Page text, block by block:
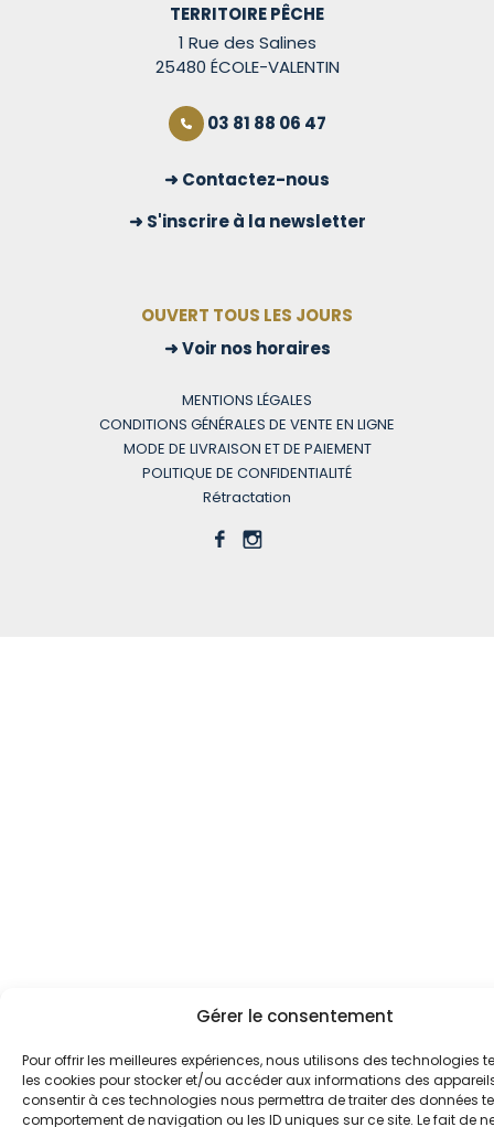
Gérer le consentement
Pour offrir les meilleures expériences, nous utilisons des technologies
les cookies pour stocker et/ou accéder aux informations des
consentir à ces technologies nous permettra de traiter des données
comportement de navigation ou les ID uniques sur ce site. Le fait de
TERRITOIRE PÊCHE
1 Rue des Salines
25480 ÉCOLE-VALENTIN
03 81 88 06 47
Contactez-nous
S'inscrire à la newsletter
OUVERT TOUS LES JOURS
Voir nos horaires
MENTIONS LÉGALES
CONDITIONS GÉNÉRALES DE VENTE EN LIGNE
MODE DE LIVRAISON ET DE PAIEMENT
POLITIQUE DE CONFIDENTIALITÉ
Rétractation